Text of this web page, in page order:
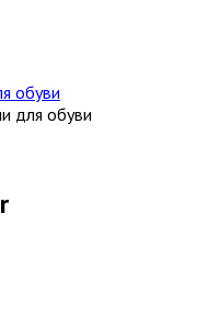
обуви
для обуви